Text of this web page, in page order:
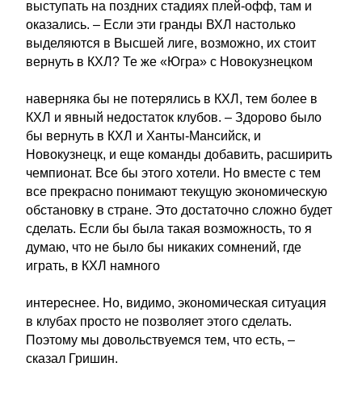
выступать на поздних стадиях плей-офф, там и
оказались. – Если эти гранды ВХЛ настолько
выделяются в Высшей лиге, возможно, их стоит
вернуть в КХЛ? Те же «Югра» с Новокузнецком
наверняка бы не потерялись в КХЛ, тем более в
КХЛ и явный недостаток клубов. – Здорово было
бы вернуть в КХЛ и Ханты-Мансийск, и
Новокузнецк, и еще команды добавить, расширить
чемпионат. Все бы этого хотели. Но вместе с тем
все прекрасно понимают текущую экономическую
обстановку в стране. Это достаточно сложно будет
сделать. Если бы была такая возможность, то я
думаю, что не было бы никаких сомнений, где
играть, в КХЛ намного
интереснее. Но, видимо, экономическая ситуация
в клубах просто не позволяет этого сделать.
Поэтому мы довольствуемся тем, что есть, –
сказал Гришин.